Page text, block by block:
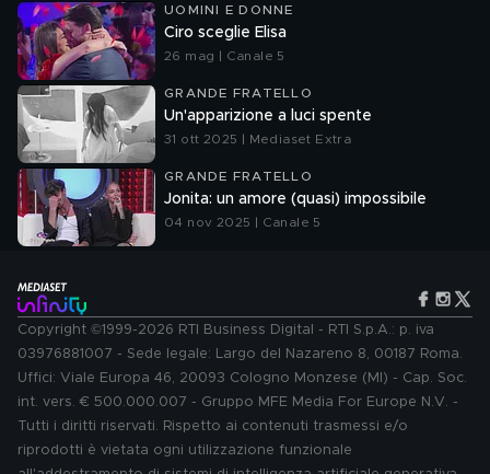
UOMINI E DONNE
Ciro sceglie Elisa
26 mag | Canale 5
GRANDE FRATELLO
Un'apparizione a luci spente
31 ott 2025 | Mediaset Extra
GRANDE FRATELLO
Jonita: un amore (quasi) impossibile
04 nov 2025 | Canale 5
Copyright ©1999-2026 RTI Business Digital - RTI S.p.A.: p. iva
03976881007 - Sede legale: Largo del Nazareno 8, 00187 Roma.
Uffici: Viale Europa 46, 20093 Cologno Monzese (MI) - Cap. Soc.
int. vers. € 500.000.007 - Gruppo MFE Media For Europe N.V. -
Tutti i diritti riservati. Rispetto ai contenuti trasmessi e/o
riprodotti è vietata ogni utilizzazione funzionale